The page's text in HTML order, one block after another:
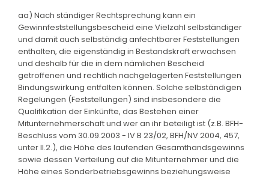
aa) Nach ständiger Rechtsprechung kann ein
Gewinnfeststellungsbescheid eine Vielzahl selbständiger
und damit auch selbständig anfechtbarer Feststellungen
enthalten, die eigenständig in Bestandskraft erwachsen
und deshalb für die in dem nämlichen Bescheid
getroffenen und rechtlich nachgelagerten Feststellungen
Bindungswirkung entfalten können. Solche selbständigen
Regelungen (Feststellungen) sind insbesondere die
Qualifikation der Einkünfte, das Bestehen einer
Mitunternehmerschaft und wer an ihr beteiligt ist (z.B. BFH-
Beschluss vom 30.09.2003 - IV B 23/02, BFH/NV 2004, 457,
unter II.2.), die Höhe des laufenden Gesamthandsgewinns
sowie dessen Verteilung auf die Mitunternehmer und die
Höhe eines Sonderbetriebsgewinns beziehungsweise